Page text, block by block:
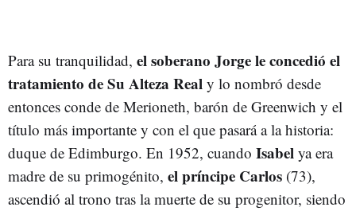
Para su tranquilidad, el soberano Jorge le concedió el
tratamiento de Su Alteza Real y lo nombró desde
entonces conde de Merioneth, barón de Greenwich y el
título más importante y con el que pasará a la historia:
duque de Edimburgo. En 1952, cuando Isabel ya era
madre de su primogénito, el príncipe Carlos (73),
ascendió al trono tras la muerte de su progenitor, siendo